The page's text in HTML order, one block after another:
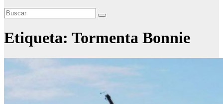
Etiqueta: Tormenta Bonnie